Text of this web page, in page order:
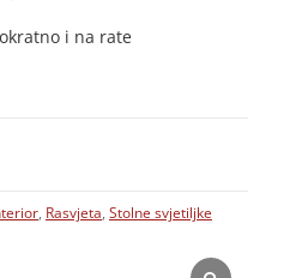
i na rate
, Rasvjeta, Stolne svjetiljke